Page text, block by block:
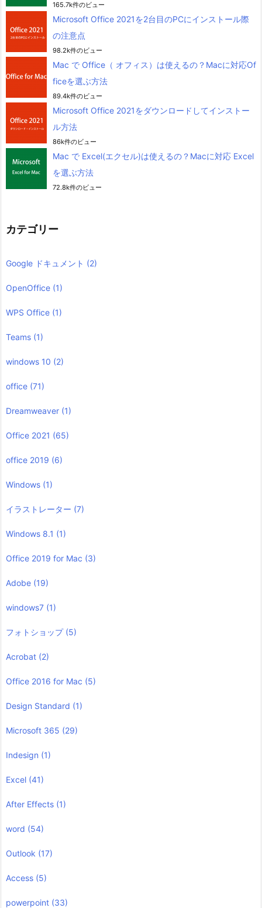
165.7k件のビュー
Microsoft Office 2021を2台目のPCにインストール際
の注意点
98.2k件のビュー
Mac で Office（ オフィス）は使えるの？Macに対応Of
ficeを選ぶ方法
89.4k件のビュー
Microsoft Office 2021をダウンロードしてインストー
ル方法
86k件のビュー
Mac で Excel(エクセル)は使えるの？Macに対応 Excel
を選ぶ方法
72.8k件のビュー
カテゴリー
Google ドキュメント (2)
OpenOffice (1)
WPS Office (1)
Teams (1)
windows 10 (2)
office (71)
Dreamweaver (1)
Office 2021 (65)
office 2019 (6)
Windows (1)
イラストレーター (7)
Windows 8.1 (1)
Office 2019 for Mac (3)
Adobe (19)
windows7 (1)
フォトショップ (5)
Acrobat (2)
Office 2016 for Mac (5)
Design Standard (1)
Microsoft 365 (29)
Indesign (1)
Excel (41)
After Effects (1)
word (54)
Outlook (17)
Access (5)
powerpoint (33)